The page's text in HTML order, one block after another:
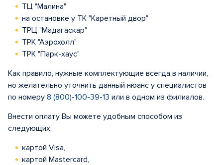
ТЦ "Малина"
на остановке у ТК "Каретный двор"
ТРЦ "Мадагаскар"
ТРК "Аэрохолл"
ТРК "Парк-хаус"
Как правило, нужные комплектующие всегда в наличии,
но желательно уточнить данный нюанс у специалистов
по номеру 8 (800)-100-39-13 или в одном из филиалов.
Внести оплату Вы можете удобным способом из
следующих:
картой Visa,
картой Mastercard,